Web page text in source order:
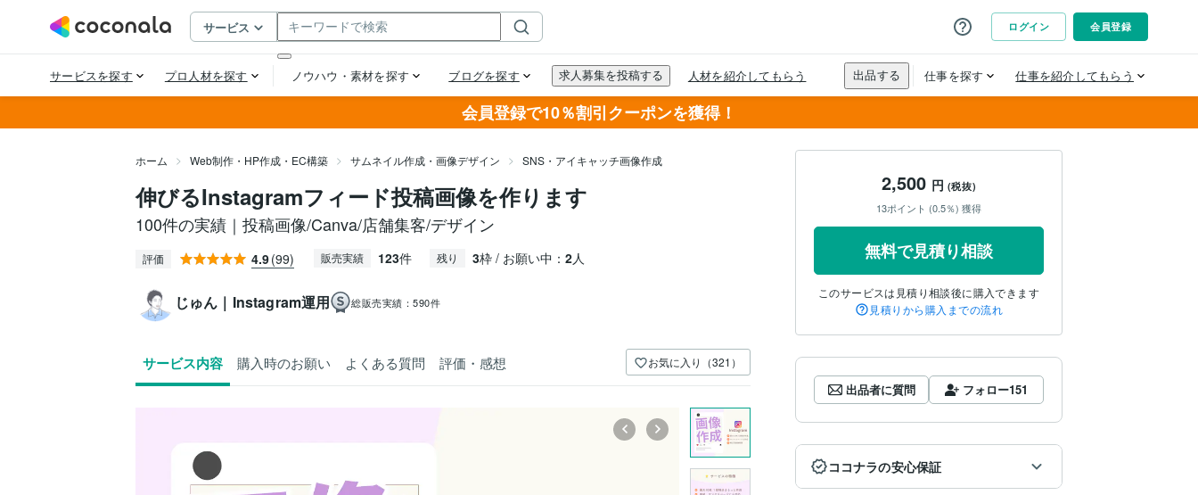
会員登録で10％割引クーポンを獲得！
ホーム Web制作・HP作成・EC構築 サムネイル作成・画像デザイン SNS・アイキャッチ画像作成
伸びるInstagramフィード投稿画像を作ります
100件の実績｜投稿画像/Canva/店舗集客/デザイン
評価 4.9(99) 販売実績 123件 残り 3枠 / お願い中： 2人
じゅん｜Instagram運用 総販売実績：590件
サービス内容 購入時のお願い よくある質問 評価・感想 お気に入り（321）
2,500 円 (税抜)
13ポイント (0.5％) 獲得
無料で見積り相談
このサービスは見積り相談後に購入できます
見積りから購入までの流れ
出品者に質問 フォロー151
ココナラの安心保証